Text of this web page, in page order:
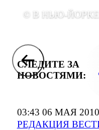
03:43 06 МАЯ 2010
РЕДАКЦИЯ
© В НЬЮ-
СЛЕДИТЕ ЗА
НОВОСТЯМИ: